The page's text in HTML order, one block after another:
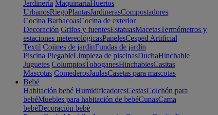
Jardinería MaquinariaHuertos
UrbanosRiegoPlantasJardinerasCompostadores
Cocina BarbacoasCocina de exterior
Decoración Grifos y fuentesEstatuasMacetasTermómetros y
estaciones metereológicasPanelesCesped Artificial
Textil Cojines de jardínFundas de jardín
Piscina PlegableLimpieza de piscinasDuchaHinchable
Juguetes ColumpiosToboganesHinchablesCasitas
Mascotas ComederosJaulasCasetas para mascotas
Bebé
Habitación bebé HumidificadoresCestasColchón para
bebéMuebles para habitación de bebéCunasCama
bebéDecoración bebé